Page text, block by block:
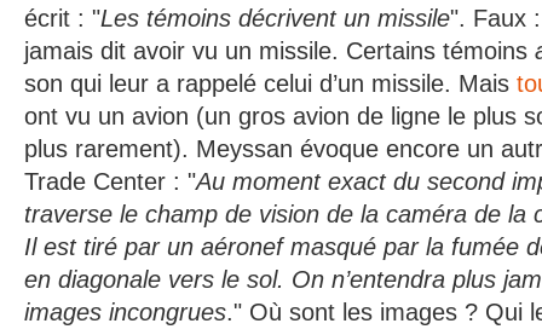
écrit : "Les témoins décrivent un missile". Faux
jamais dit avoir vu un missile. Certains témoins
son qui leur a rappelé celui d’un missile. Mais
ont vu un avion (un gros avion de ligne le plus
plus rarement). Meyssan évoque encore un
Trade Center : "Au moment exact du second
traverse le champ de vision de la caméra de la
Il est tiré par un aéronef masqué par la fumée
en diagonale vers le sol. On n’entendra plus
images incongrues." Où sont les images ? Qui